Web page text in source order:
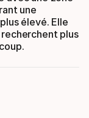
une
élevé. Elle
plus